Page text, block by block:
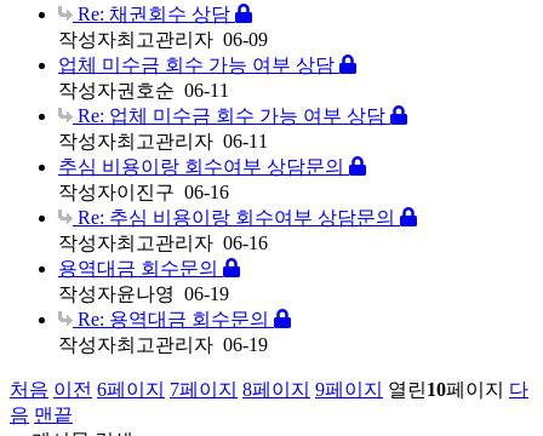
Re: 채권회수 상담
작성자최고관리자 06-09
업체 미수금 회수 가능 여부 상담
작성자권호순 06-11
Re: 업체 미수금 회수 가능 여부 상담
작성자최고관리자 06-11
추심 비용이랑 회수여부 상담문의
작성자이진구 06-16
Re: 추심 비용이랑 회수여부 상담문의
작성자최고관리자 06-16
용역대금 회수문의
작성자윤나영 06-19
Re: 용역대금 회수문의
작성자최고관리자 06-19
처음 이전 6페이지 7페이지 8페이지 9페이지 열린10페이지
다
음 맨끝